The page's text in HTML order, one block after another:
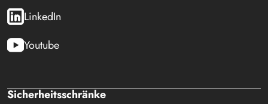
LinkedIn
Youtube
Sicherheitsschränke